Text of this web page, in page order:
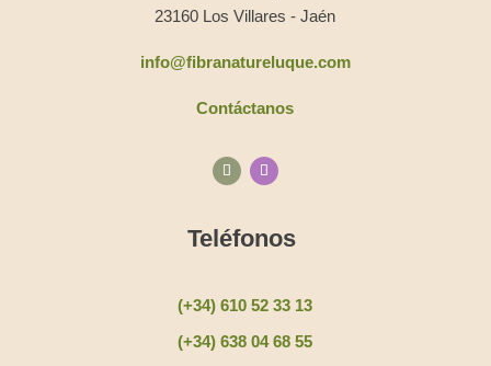
23160 Los Villares - Jaén
info@fibranatureluque.com
Contáctanos
Teléfonos
(+34) 610 52 33 13
(+34) 638 04 68 55